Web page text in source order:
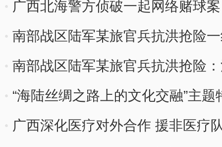
广西北海警方侦破一起网络赌球
南部战区陆军某旅官兵抗洪抢险
南部战区陆军某旅官兵抗洪抢险
“海陆丝绸之路上的文化交融”主题
广西深化医疗对外合作 援非医疗